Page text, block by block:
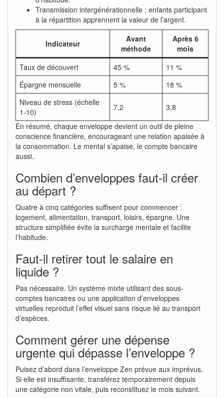
Transmission intergénérationnelle : enfants participant
à la répartition apprennent la valeur de l’argent.
Indicateur
Avant
méthode
Après 6
mois
Taux de découvert
45 %
11 %
Épargne mensuelle
5 %
18 %
Niveau de stress (échelle
1-10)
7,2
3,8
En résumé, chaque enveloppe devient un outil de pleine
conscience financière, encourageant une relation apaisée à
la consommation. Le mental s’apaise, le compte bancaire
aussi.
Combien d’enveloppes faut-il créer
au départ ?
Quatre à cinq catégories suffisent pour commencer :
logement, alimentation, transport, loisirs, épargne. Une
structure simplifiée évite la surcharge mentale et facilite
l’habitude.
Faut-il retirer tout le salaire en
liquide ?
Pas nécessaire. Un système mixte utilisant des sous-
comptes bancaires ou une application d’enveloppes
virtuelles reproduit l’effet visuel sans risque lié au transport
d’espèces.
Comment gérer une dépense
urgente qui dépasse l’enveloppe ?
Puisez d’abord dans l’enveloppe Zen prévue aux imprévus.
Si elle est insuffisante, transférez temporairement depuis
une catégorie non vitale, puis reconstituez le mois suivant.